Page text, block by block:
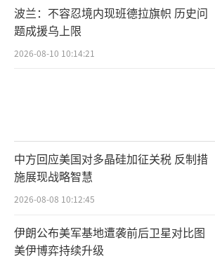
波兰：不容忍境内现班德拉旗帜 历史问
题成援乌上限
2026-08-10 10:14:21
中方回应美国对多晶硅加征关税 反制措
施展现战略智慧
2026-08-08 10:12:45
伊朗公布美军基地遭袭前后卫星对比图
美伊博弈持续升级